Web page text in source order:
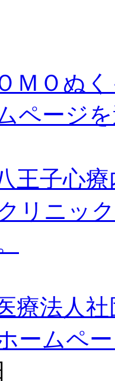
Ｏぬく
ページ
子心療
リニッ
療法人
ームペ